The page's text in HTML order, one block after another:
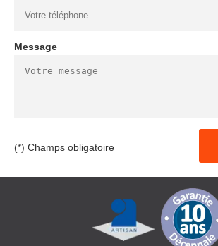
Message
(*) Champs obligatoire